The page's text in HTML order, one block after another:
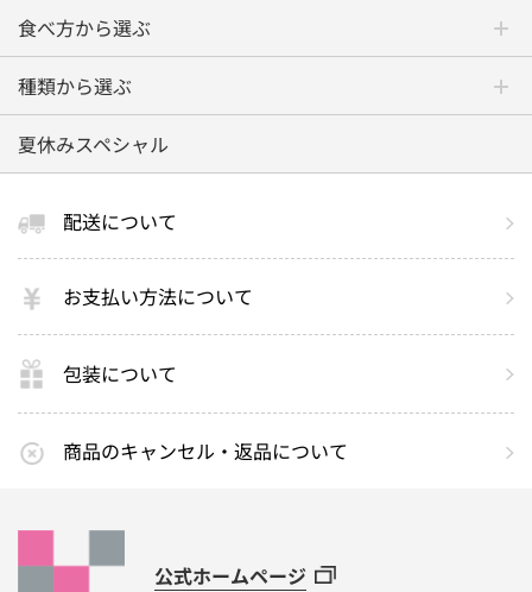
食べ方から選ぶ
種類から選ぶ
夏休みスペシャル
配送について
お支払い方法について
包装について
商品のキャンセル・返品について
公式ホームページ